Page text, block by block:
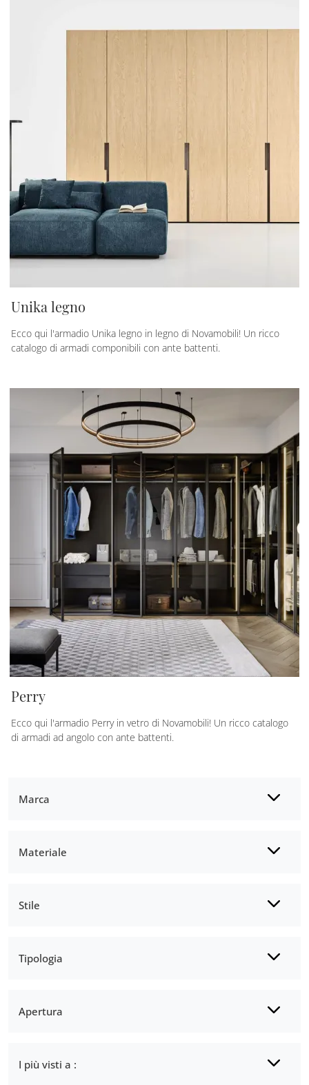
Marca
Materiale
Stile
Tipologia
Apertura
I più visti a :
Unika legno
Ecco qui l'armadio Unika legno in legno di Novamobili! Un ricco
catalogo di armadi componibili con ante battenti.
Perry
Ecco qui l'armadio Perry in vetro di Novamobili! Un ricco catalogo
di armadi ad angolo con ante battenti.